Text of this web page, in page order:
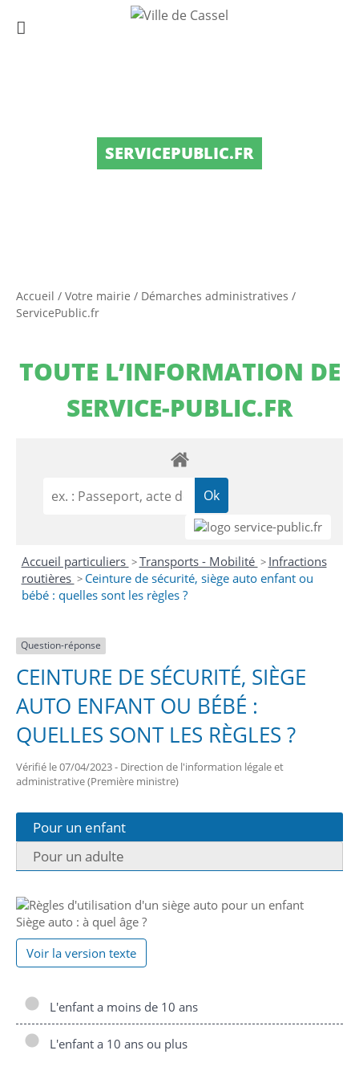
SERVICEPUBLIC.FR
Accueil / Votre mairie / Démarches administratives /
ServicePublic.fr
TOUTE L’INFORMATION DE
SERVICE-PUBLIC.FR
Accueil particuliers >Transports - Mobilité > Infractions
routières > Ceinture de sécurité, siège auto enfant ou
bébé : quelles sont les règles ?
Question-réponse
CEINTURE DE SÉCURITÉ, SIÈGE
AUTO ENFANT OU BÉBÉ :
QUELLES SONT LES RÈGLES ?
Vérifié le 07/04/2023 - Direction de l'information légale et
administrative (Première ministre)
Pour un enfant
Pour un adulte
Siège auto : à quel âge ?
Voir la version texte
L'enfant a moins de 10 ans
L'enfant a 10 ans ou plus